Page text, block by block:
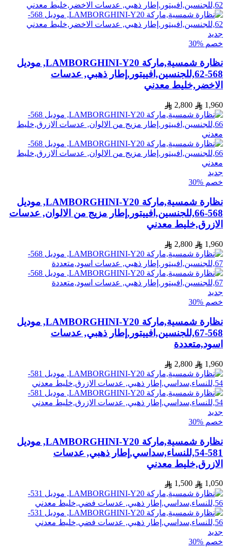
جديد
خصم %30
نظارة شمسية,ماركة LAMBORGHINI-Y20, موديل
568-62,للجنسين,افييتور,إطار ذهبي, عدسات
الاخضر,خليط معدني
1,960
2,800
جديد
خصم %30
نظارة شمسية,ماركة LAMBORGHINI-Y20, موديل
568-66,للجنسين,افييتور,إطار مزيج من الالوان, عدسات
الازرق,خليط معدني
1,960
2,800
جديد
خصم %30
نظارة شمسية,ماركة LAMBORGHINI-Y20, موديل
568-67,للجنسين,افييتور,إطار ذهبي, عدسات
اسود,متعددة
1,960
2,800
جديد
خصم %30
نظارة شمسية,ماركة LAMBORGHINI-Y20, موديل
581-54,للنساء,سداسي,إطار ذهبي, عدسات
الازرق,خليط معدني
1,050
1,500
جديد
خصم %30